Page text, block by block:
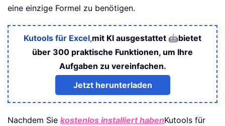
eine einzige Formel zu benötigen.
Kutools für Excel,mit KI ausgestattet 🤖bietet
über 300 praktische Funktionen, um Ihre
Aufgaben zu vereinfachen.
Jetzt herunterladen
Nachdem Sie kostenlos installiert habenKutools für